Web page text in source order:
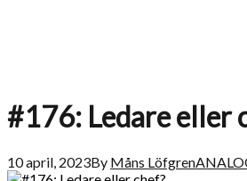
#176: Ledare eller
10 april, 2023By Måns Löfgren